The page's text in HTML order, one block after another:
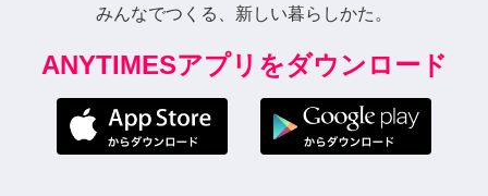
みんなでつくる、新しい暮らしかた。
ANYTIMESアプリをダウンロード